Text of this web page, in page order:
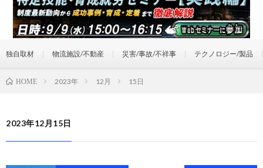
独自取材 物流施設/不動産 災害/事故/不祥事 テクノロジー/製品
HOME 2023年 12月 15日
2023年12月15日